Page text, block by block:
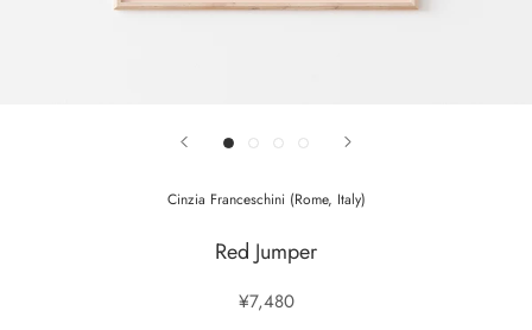
Cinzia Franceschini (Rome, Italy)
Red Jumper
¥7,480